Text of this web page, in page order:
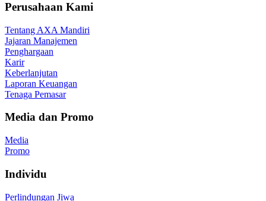
Perusahaan Kami
Tentang AXA Mandiri
Jajaran Manajemen
Penghargaan
Karir
Keberlanjutan
Laporan Keuangan
Tenaga Pemasar
Media dan Promo
Media
Promo
Individu
Perlindungan Jiwa